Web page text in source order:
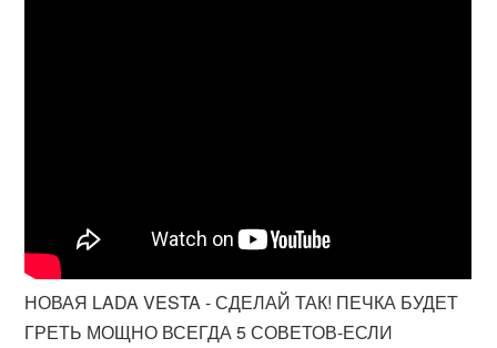
НОВАЯ LADA VESTA - СДЕЛАЙ ТАК! ПЕЧКА БУДЕТ
ГРЕТЬ МОЩНО ВСЕГДА 5 СОВЕТОВ-ЕСЛИ